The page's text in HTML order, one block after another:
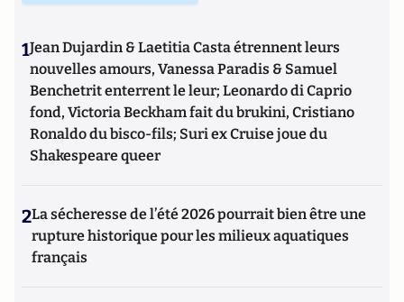
1Jean Dujardin & Laetitia Casta étrennent leurs
nouvelles amours, Vanessa Paradis & Samuel
Benchetrit enterrent le leur; Leonardo di Caprio
fond, Victoria Beckham fait du brukini, Cristiano
Ronaldo du bisco-fils; Suri ex Cruise joue du
Shakespeare queer
2La sécheresse de l’été 2026 pourrait bien être une
rupture historique pour les milieux aquatiques
français